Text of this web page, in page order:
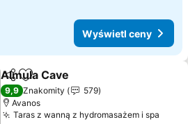
Wyświetl ceny
Udostępnij
Dodaj do ulubionych
Almula Cave
9,9 Znakomity
579
Avanos
Taras z wanną z hydromasażem i spa